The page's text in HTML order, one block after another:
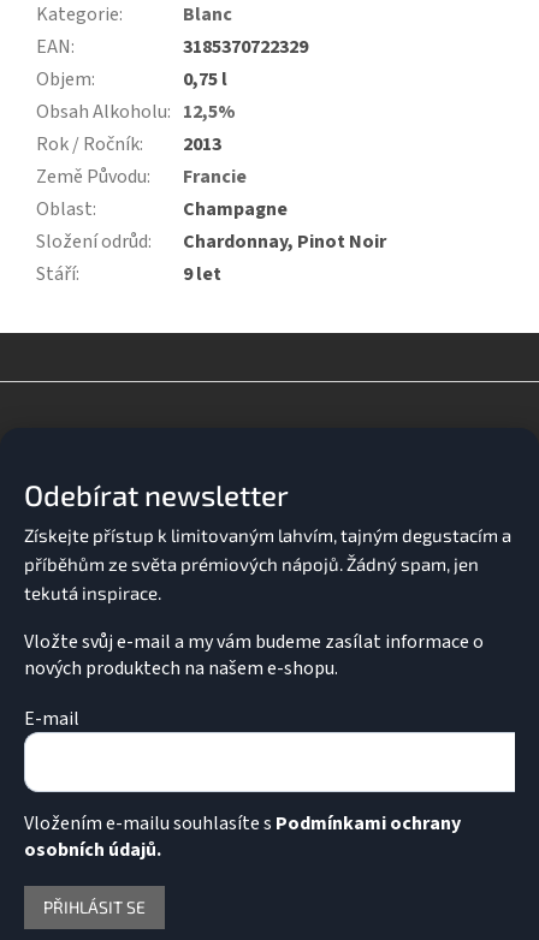
Kategorie:
Blanc
EAN:
3185370722329
Objem:
0,75 l
Obsah Alkoholu: 12,5%
Rok / Ročník:
2013
Země Původu:
Francie
Oblast:
Champagne
Složení odrůd:
Chardonnay, Pinot Noir
Stáří: 9 let
Odebírat newsletter
Vložte svůj e-mail a my vám budeme zasílat informace o
nových produktech na našem e-shopu.
E-mail
Vložením e-mailu souhlasíte s Podmínkami ochrany
osobních údajů.
PŘIHLÁSIT SE